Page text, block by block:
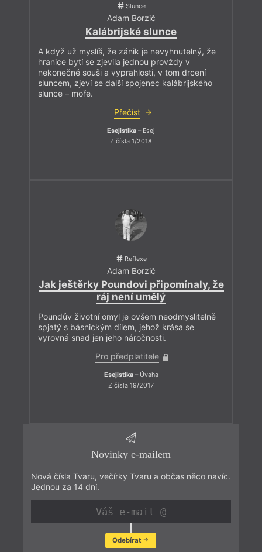
Slunce
Adam Borzič
Kalábrijské slunce
A když už myslíš, že zánik je nevyhnutelný, že
hranice bytí se zjevila jednou provždy v
nekonečné souši a vyprahlosti, v tom drcení
sluncem, zjeví se další spojenec kalábrijského
slunce – moře.
Přečíst
Esejistika – Esej
Z čísla 1/2018
Reflexe
Adam Borzič
Jak ještěrky Poundovi připomínaly, že
ráj není umělý
Poundův životní omyl je ovšem neodmyslitelně
spjatý s básnickým dílem, jehož krása se
vyrovná snad jen jeho náročnosti.
Pro předplatitele
Esejistika– Úvaha
Z čísla 19/2017
Novinky e-mailem
Nová čísla Tvaru, večírky Tvaru a občas něco navíc.
Jednou za 14 dní.
Odebírat